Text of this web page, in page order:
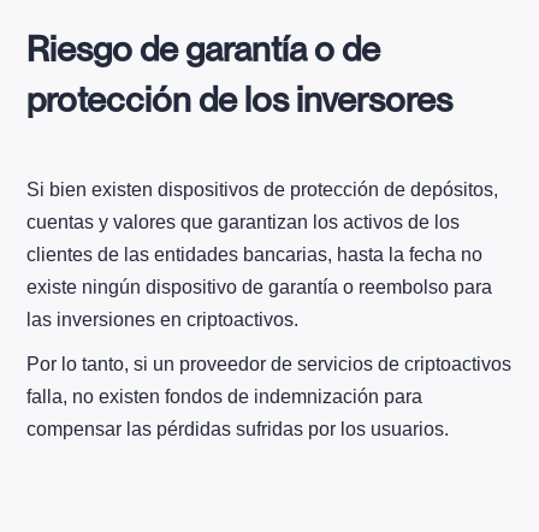
Riesgo de garantía o de
protección de los inversores
Si bien existen dispositivos de protección de depósitos,
cuentas y valores que garantizan los activos de los
clientes de las entidades bancarias, hasta la fecha no
existe ningún dispositivo de garantía o reembolso para
las inversiones en criptoactivos.
Por lo tanto, si un proveedor de servicios de criptoactivos
falla, no existen fondos de indemnización para
compensar las pérdidas sufridas por los usuarios.